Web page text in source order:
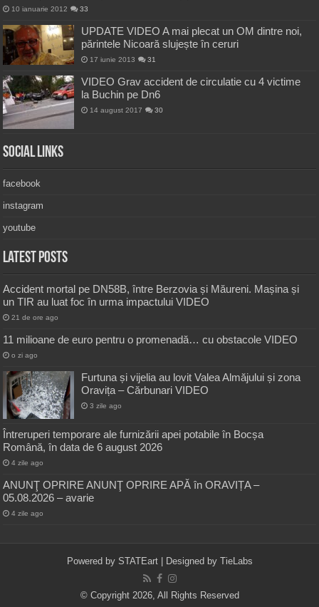
10 ianuarie 2012 33
UPDATE VIDEO A mai plecat un OM dintre noi,
părintele Nicoară slujește în ceruri
17 iunie 2013 31
VIDEO Grav accident de circulatie cu 4 victime
la Buchin pe Dn6
14 august 2017 30
Social Links
facebook
instagram
youtube
Latest Posts
Accident mortal pe DN58B, între Berzovia și Măureni. Mașina și
un TIR au luat foc în urma impactului VIDEO
21 de ore ago
11 milioane de euro pentru o promenadă… cu obstacole VIDEO
o zi ago
Furtuna și vijelia au lovit Valea Almăjului și zona
Oravița – Cărbunari VIDEO
3 zile ago
Întreruperi temporare ale furnizării apei potabile în Bocșa
Română, în data de 6 august 2026
4 zile ago
ANUNŢ OPRIRE ANUNŢ OPRIRE APĂ în ORAVIȚA –
05.08.2026 – avarie
4 zile ago
Powered by STATEart| Designed by TieLabs
© Copyright 2026, All Rights Reserved